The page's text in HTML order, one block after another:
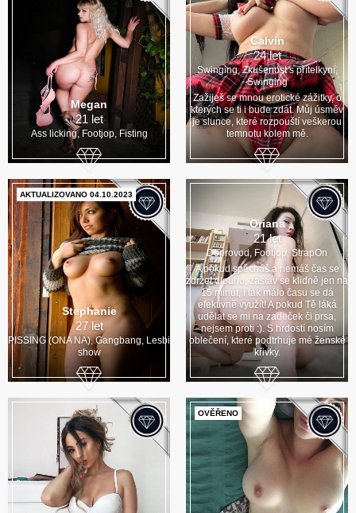
Megan
21 let
Ass licking, Footjop, Fisting
Calvin
24 let
Swinging, Zkušenost s přítelkyní,
Swinging
Zažiješ se mnou erotické zážitky, o
kterých se ti i bude zdát. Můj úsměv
je slunce, které rozpouští veškerou
temnotu kolem mě.
AKTUALIZOVANO 04.10.2023
Stephanie
27 let
PISSING (ONA NA), Gangbang, Lesbi
show
Oriana
21 let
Doprovod, Footjop, StrapOn
A pokud spěcháš a nemáš čas se
zdržet dlouho, zastav se klidně jen na
15 minut, i tak málo času se dá
efektivně využít! A pokud Tě láká
udělat se mi na zadeček či prsa,
nejsem proti :). S hrdostí nosím
oblečení, které podtrhuje mé ženské
křivky.
OVĚŘENO